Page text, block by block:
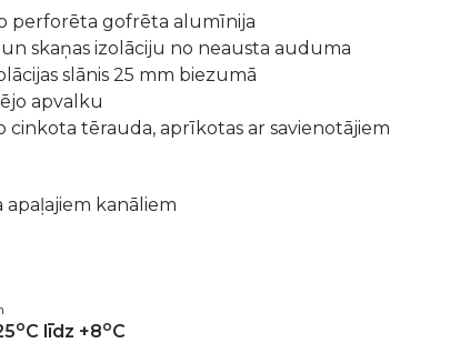
perforēta gofrēta alumīnija
skaņas izolāciju no neausta auduma
slānis 25 mm biezumā
apvalku
cinkota tērauda, aprīkotas ar savienotājiem
apaļajiem kanāliem
oC līdz +8oC